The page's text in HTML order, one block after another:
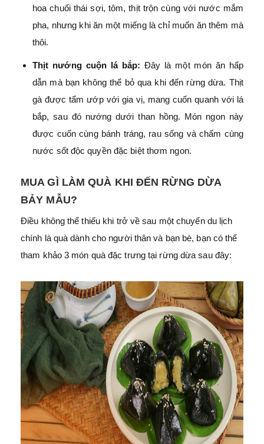
hoa chuối thái sợi, tôm, thịt trộn cùng với nước mắm
pha, nhưng khi ăn một miếng là chỉ muốn ăn thêm mà
thôi.
Thịt nướng cuộn lá bắp: Đây là một món ăn hấp
dẫn mà bạn không thể bỏ qua khi đến rừng dừa. Thịt
gà được tẩm ướp với gia vị, mang cuốn quanh với lá
bắp, sau đó nướng dưới than hồng. Món ngon này
được cuốn cùng bánh tráng, rau sống và chấm cùng
nước sốt độc quyền đặc biệt thơm ngon.
MUA GÌ LÀM QUÀ KHI ĐẾN RỪNG DỪA
BẢY MẪU?
Điều không thể thiếu khi trở về sau một chuyến du lịch
chính là quà dành cho người thân và bạn bè, bạn có thể
tham khảo 3 món quà đặc trưng tại rừng dừa sau đây: